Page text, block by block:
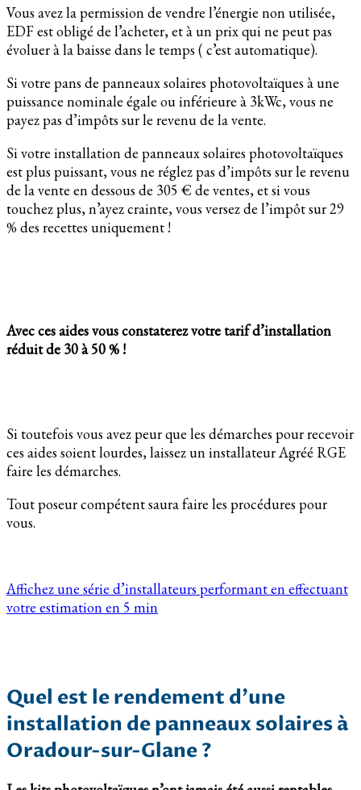
Vous avez la permission de vendre l’énergie non utilisée,
EDF est obligé de l’acheter, et à un prix qui ne peut pas
évoluer à la baisse dans le temps ( c’est automatique).
Si votre pans de panneaux solaires photovoltaïques à une
puissance nominale égale ou inférieure à 3kWc, vous ne
payez pas d’impôts sur le revenu de la vente.
Si votre installation de panneaux solaires photovoltaïques
est plus puissant, vous ne réglez pas d’impôts sur le revenu
de la vente en dessous de 305 € de ventes, et si vous
touchez plus, n’ayez crainte, vous versez de l’impôt sur 29
% des recettes uniquement !
Avec ces aides vous constaterez votre tarif d’installation
réduit de 30 à 50 % !
Si toutefois vous avez peur que les démarches pour recevoir
ces aides soient lourdes, laissez un installateur Agréé RGE
faire les démarches.
Tout poseur compétent saura faire les procédures pour
vous.
Affichez une série d’installateurs performant en effectuant
votre estimation en 5 min
Quel est le rendement d’une
installation de panneaux solaires à
Oradour-sur-Glane ?